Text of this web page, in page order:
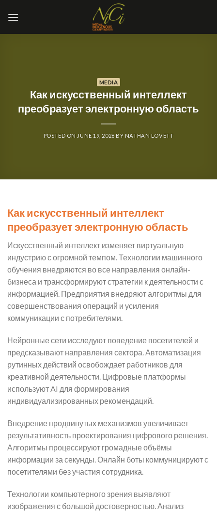
MEDIA
Как искусственный интеллект
преобразует электронную область
POSTED ON JUNE 19, 2026 BY NATHAN LOVETT
Как искусственный интеллект
преобразует электронную область
Искусственный интеллект изменяет виртуальную
индустрию с огромной темпом. Технологии машинного
обучения внедряются во все направления онлайн-
бизнеса и трансформируют стратегии к деятельности с
информацией. Предприятия внедряют алгоритмы для
совершенствования операций и усиления
коммуникации с потребителями.
Нейронные сети исследуют поведение посетителей и
предсказывают направления сектора. Автоматизация
рутинных действий освобождает работников для
креативной деятельности. Цифровые платформы
используют AI для формирования
индивидуализированных рекомендаций.
Внедрение продвинутых механизмов увеличивает
результативность проектирования цифрового решения.
Алгоритмы процессируют громадные объёмы
информации за секунды. Онлайн боты коммуницируют с
посетителями без участия сотрудника.
Технологии компьютерного зрения выявляют
изображения с большой достоверностью. Анализ